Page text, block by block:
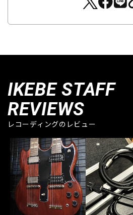
IKEBE STAFF
REVIEWS
レコーディングのレビュー